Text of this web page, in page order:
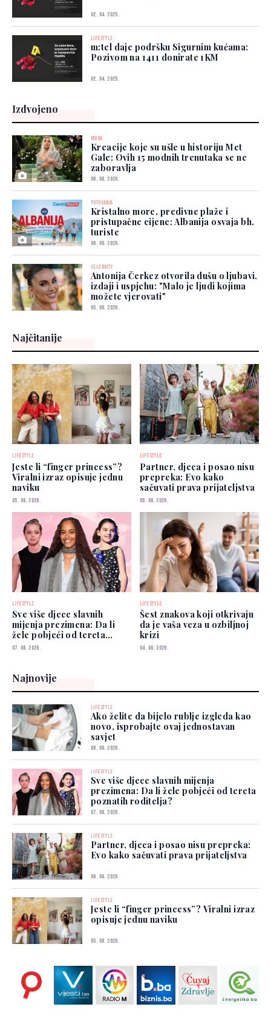
02. 04. 2025.
LIFESTYLE
m:tel daje podršku Sigurnim kućama:
Pozivom na 1411 donirate 1KM
02. 04. 2025.
Izdvojeno
MODA
Kreacije koje su ušle u historiju Met
Gale: Ovih 15 modnih trenutaka se ne
zaboravlja
06. 08. 2026.
PUTOVANJA
Kristalno more, predivne plaže i
pristupačne cijene: Albanija osvaja bh.
turiste
06. 08. 2026.
CELEBRITY
Antonija Čerkez otvorila dušu o ljubavi,
izdaji i uspjehu: "Malo je ljudi kojima
možete vjerovati"
05. 08. 2026.
Najčitanije
LIFESTYLE
Jeste li “finger princess”?
Viralni izraz opisuje jednu
naviku
05. 08. 2026.
LIFESTYLE
Partner, djeca i posao nisu
prepreka: Evo kako
sačuvati prava prijateljstva
06. 08. 2026.
LIFESTYLE
Sve više djece slavnih
mijenja prezimena: Da li
žele pobjeći od tereta
poznatih roditelja?
07. 08. 2026.
LIFESTYLE
Šest znakova koji otkrivaju
da je vaša veza u ozbiljnoj
krizi
04. 08. 2026.
Najnovije
LIFESTYLE
Ako želite da bijelo rublje izgleda kao
novo, isprobajte ovaj jednostavan
savjet
08. 08. 2026.
LIFESTYLE
Sve više djece slavnih mijenja
prezimena: Da li žele pobjeći od tereta
poznatih roditelja?
07. 08. 2026.
LIFESTYLE
Partner, djeca i posao nisu prepreka:
Evo kako sačuvati prava prijateljstva
06. 08. 2026.
LIFESTYLE
Jeste li “finger princess”? Viralni izraz
opisuje jednu naviku
05. 08. 2026.